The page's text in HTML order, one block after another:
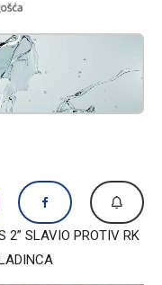
VOGOŠĆA
2” SLAVIO PROTIV RK